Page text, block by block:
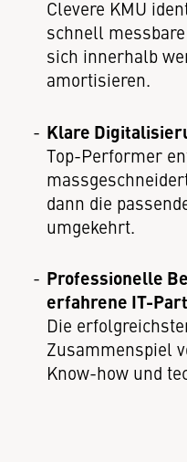
Clevere KMU
schnell
sich innerhalb
amortisieren.
Klare
Top-Performer
dann die
umgekehrt.
Professionelle
erfahrene IT-
Die
Zusammenspiel
Know-how und